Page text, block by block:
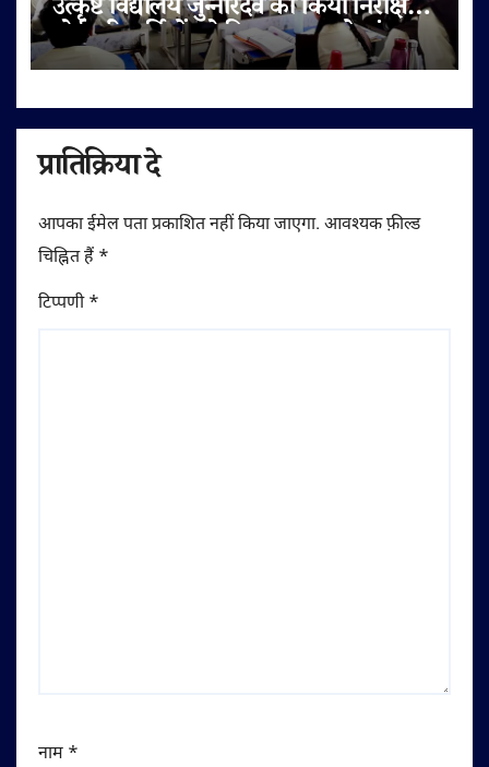
उत्कृष्ट विद्यालय जुन्नारदेव का किया निरीक्षण,
बोर्ड परीक्षार्थियों को दिए सफलता के मंत्र
प्रातिक्रिया दे
आपका ईमेल पता प्रकाशित नहीं किया जाएगा. आवश्यक फ़ील्ड
चिह्नित हैं *
टिप्पणी*
नाम *